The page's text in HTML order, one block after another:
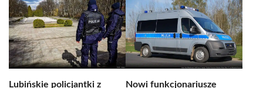
Lubińskie policjantki z
Nowi funkcjonariusze